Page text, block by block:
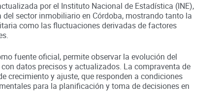
por el Instituto Nacional de Estadística (INE),
sector inmobiliario en Córdoba, mostrando tanto la
como las fluctuaciones derivadas de factores
fuente oficial, permite observar la evolución del
datos precisos y actualizados. La compraventa de
crecimiento y ajuste, que responden a condiciones
para la planificación y toma de decisiones en